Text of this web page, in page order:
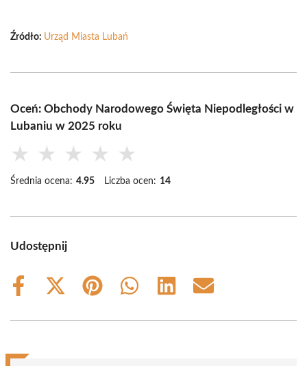
Źródło: Urząd Miasta Lubań
Oceń: Obchody Narodowego Święta Niepodległości w
Lubaniu w 2025 roku
★ ★ ★ ★ ★
Średnia ocena: 4.95 Liczba ocen: 14
Udostępnij
Share
Share
(Twitter)
Share
Share
Share
Share